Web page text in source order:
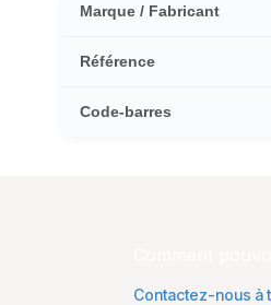
Marque / Fabricant
Référence
Code-barres
Comment
Contactez-nous à